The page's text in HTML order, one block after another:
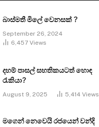
බාස්මතී මිලේ වෙනසක් ?
September 26, 2024
6,457 Views
දහම් පාසල් සහතිකයටත් හොඳ
රැකියා?
August 9, 2025 5,414 Views
මගෙන් නෙවෙයි රජයෙන් වන්දි